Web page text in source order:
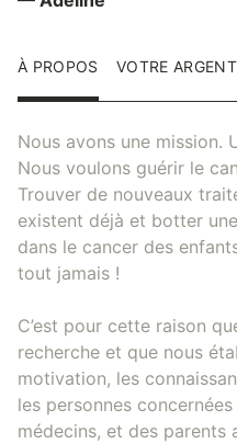
À PROPOS VOTRE ARGENT
Nous avons une mission.
Nous voulons guérir le
Trouver de nouveaux
existent déjà et botter
dans le cancer des
tout jamais !
C’est pour cette raison
recherche et que nous
motivation, les
les personnes
médecins, et des parents